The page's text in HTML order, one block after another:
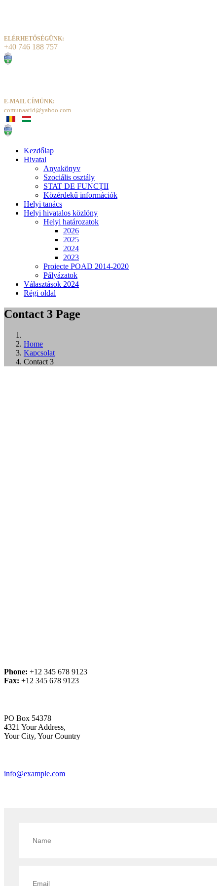
ELÉRHETŐSÉGÜNK:
+40 746 188 757
E-MAIL CÍMÜNK:
comunaatid@yahoo.com
Kezdőlap
Hivatal
Anyakönyv
Szociális osztály
STAT DE FUNCȚII
Közérdekű információk
Helyi tanács
Helyi hivatalos közlöny
Helyi határozatok
2026
2025
2024
2023
Proiecte POAD 2014-2020
Pályázatok
Választások 2024
Régi oldal
Contact 3 Page
Home
Kapcsolat
Contact 3
Phone: +12 345 678 9123
Fax: +12 345 678 9123
PO Box 54378
4321 Your Address,
Your City, Your Country
info@example.com